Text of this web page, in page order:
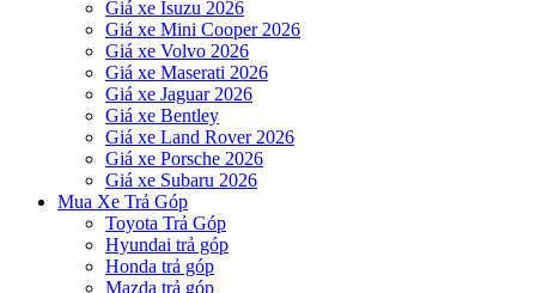
Giá xe Isuzu 2026
Giá xe Mini Cooper 2026
Giá xe Volvo 2026
Giá xe Maserati 2026
Giá xe Jaguar 2026
Giá xe Bentley
Giá xe Land Rover 2026
Giá xe Porsche 2026
Giá xe Subaru 2026
Mua Xe Trả Góp
Toyota Trả Góp
Hyundai trả góp
Honda trả góp
Mazda trả góp